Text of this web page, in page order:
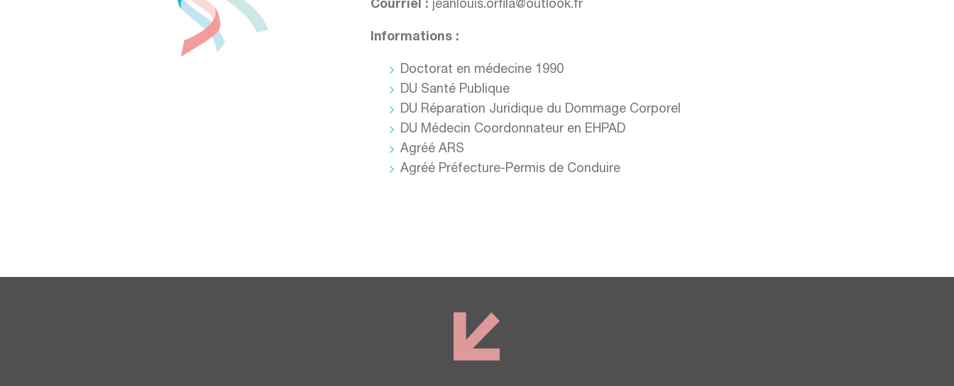
Courriel : jeanlouis.orfila@outlook.fr
Informations :
Doctorat en médecine 1990
DU Santé Publique
DU Réparation Juridique du Dommage Corporel
DU Médecin Coordonnateur en EHPAD
Agréé ARS
Agréé Préfecture-Permis de Conduire